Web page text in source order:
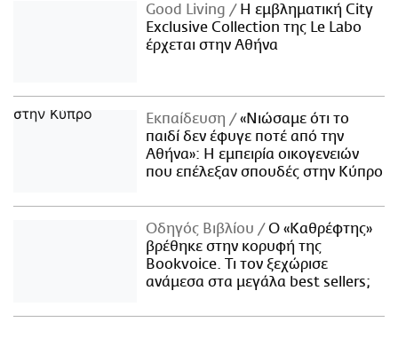
Good Living
Η εμβληματική City
Exclusive Collection της Le Labo
έρχεται στην Αθήνα
Εκπαίδευση
«Νιώσαμε ότι το
παιδί δεν έφυγε ποτέ από την
Αθήνα»: Η εμπειρία οικογενειών
που επέλεξαν σπουδές στην Κύπρο
Οδηγός Βιβλίου
Ο «Καθρέφτης»
βρέθηκε στην κορυφή της
Bookvoice. Τι τον ξεχώρισε
ανάμεσα στα μεγάλα best sellers;